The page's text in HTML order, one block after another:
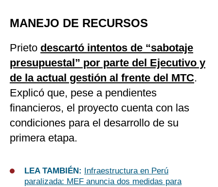
MANEJO DE RECURSOS
Prieto descartó intentos de “sabotaje
presupuestal” por parte del Ejecutivo y
de la actual gestión al frente del MTC.
Explicó que, pese a pendientes
financieros, el proyecto cuenta con las
condiciones para el desarrollo de su
primera etapa.
LEA TAMBIÉN:
Infraestructura en Perú
paralizada: MEF anuncia dos medidas para